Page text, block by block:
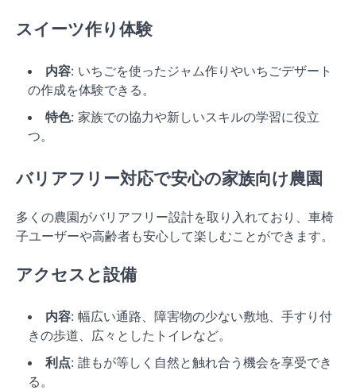
スイーツ作り体験
内容: いちごを使ったジャム作りやいちごデザート
の作成を体験できる。
特色: 家族での協力や新しいスキルの学習に役立
つ。
バリアフリー対応で安心の家族向け農園
多くの農園がバリアフリー設計を取り入れており、車椅
子ユーザーや高齢者も安心して楽しむことができます。
アクセスと設備
内容: 幅広い通路、障害物の少ない敷地、手すり付
きの歩道、広々としたトイレなど。
利点: 誰もが等しく自然と触れ合う機会を享受でき
る。